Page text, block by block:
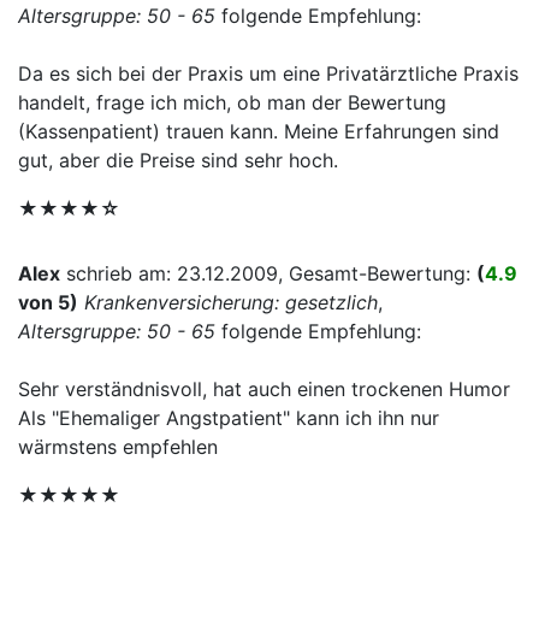
Altersgruppe: 50 - 65 folgende Empfehlung:
Da es sich bei der Praxis um eine Privatärztliche Praxis
handelt, frage ich mich, ob man der Bewertung
(Kassenpatient) trauen kann. Meine Erfahrungen sind
gut, aber die Preise sind sehr hoch.
★★★★☆
Alex schrieb am: 23.12.2009, Gesamt-Bewertung: (4.9
von 5) Krankenversicherung: gesetzlich,
Altersgruppe: 50 - 65 folgende Empfehlung:
Sehr verständnisvoll, hat auch einen trockenen Humor
Als "Ehemaliger Angstpatient" kann ich ihn nur
wärmstens empfehlen
★★★★★